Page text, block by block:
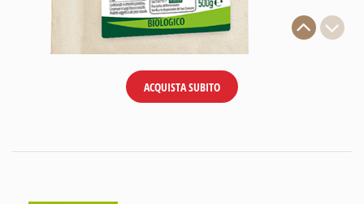
ACQUISTA SUBITO